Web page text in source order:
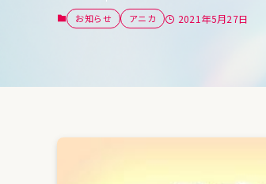
お知らせ アニカ 2021年5月27日